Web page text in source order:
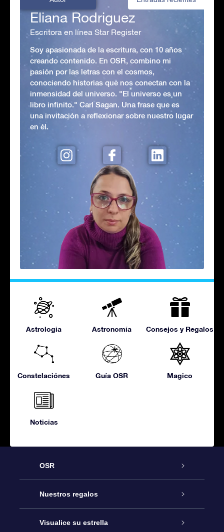
Eliana Rodriguez
Escritora en línea Star Register
Soy apasionada de la escritura, con 10 años
creando contenido. En OSR, combino mi
pasión por las letras con el cosmos,
conociendo historias que nos conectan con la
inmensidad del universo. "El universo es un
libro infinito." Carl Sagan. Una frase que es
una invitación a reflexionar sobre nuestro lugar
en él.
Astrologia Astronomía Consejos y Regalos
Constelaciónes Guía OSR Magico
Noticias
OSR
Atención
Contáctanos
Nuestros regalos
Regalo Estrella Online
Visualice su estrella